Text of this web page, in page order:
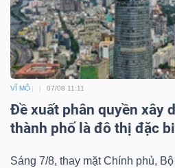
VĨ MÔ 07/08 11:11
Đề xuất phân quyền xây
thành phố là đô thị đặc
Sáng 7/8, thay mặt Chính phủ,